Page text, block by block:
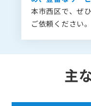
本市西区で、ぜ
ご依頼ください。
主